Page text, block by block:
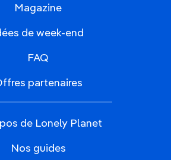
Magazine
de week-end
FAQ
partenaires
de Lonely Planet
Nos guides